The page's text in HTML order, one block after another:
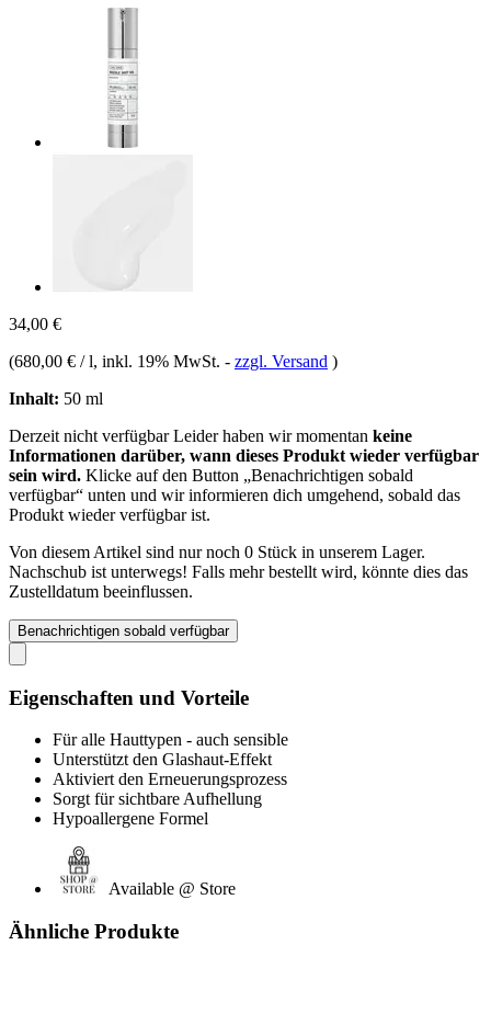
34,00 €
(680,00 € / l, inkl. 19% MwSt. - zzgl. Versand )
Inhalt: 50 ml
Derzeit nicht verfügbarLeider haben wir momentan keine
Informationen darüber, wann dieses Produkt wieder verfügbar
sein wird. Klicke auf den Button „Benachrichtigen sobald
verfügbar“ unten und wir informieren dich umgehend, sobald das
Produkt wieder verfügbar ist.
Von diesem Artikel sind nur noch 0 Stück in unserem Lager.
Nachschub ist unterwegs! Falls mehr bestellt wird, könnte dies das
Zustelldatum beeinflussen.
Benachrichtigen sobald verfügbar
Eigenschaften und Vorteile
Für alle Hauttypen - auch sensible
Unterstützt den Glashaut-Effekt
Aktiviert den Erneuerungsprozess
Sorgt für sichtbare Aufhellung
Hypoallergene Formel
Available @ Store
Ähnliche Produkte